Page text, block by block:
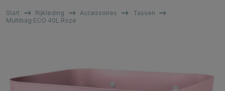
Start Rijkleding Accessoires
Tassen
Multibag ECO 40L Roze